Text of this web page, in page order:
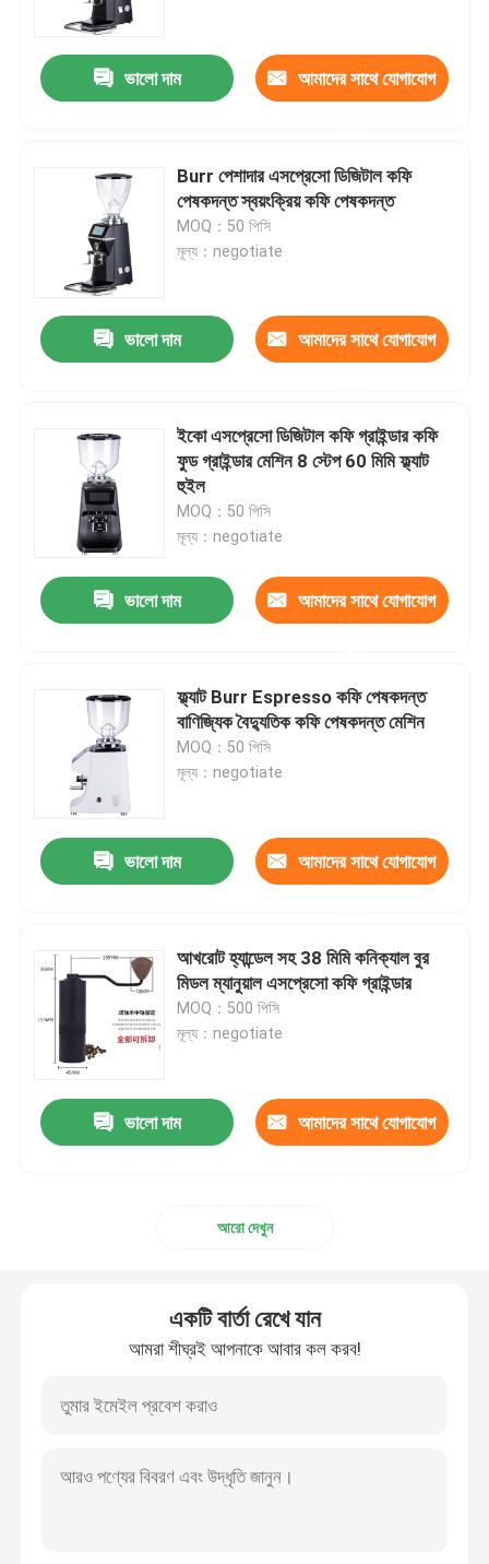
ভালো দাম আমাদের সাথে যোগাযোগ
Burr পেশাদার এসপ্রেসো ডিজিটাল কফি
পেষকদন্ত স্বয়ংক্রিয় কফি পেষকদন্ত
MOQ：50 পিসি
মূল্য：negotiate
ভালো দাম আমাদের সাথে যোগাযোগ
ইকো এসপ্রেসো ডিজিটাল কফি গ্রাইন্ডার কফি
ফুড গ্রাইন্ডার মেশিন 8 স্টেপ 60 মিমি ফ্ল্যাট
হুইল
MOQ：50 পিসি
মূল্য：negotiate
ভালো দাম আমাদের সাথে যোগাযোগ
ফ্ল্যাট Burr Espresso কফি পেষকদন্ত
বাণিজ্যিক বৈদ্যুতিক কফি পেষকদন্ত মেশিন
MOQ：50 পিসি
মূল্য：negotiate
ভালো দাম আমাদের সাথে যোগাযোগ
আখরোট হ্যান্ডেল সহ 38 মিমি কনিক্যাল বুর
মিডল ম্যানুয়াল এসপ্রেসো কফি গ্রাইন্ডার
MOQ：500 পিসি
মূল্য：negotiate
ভালো দাম আমাদের সাথে যোগাযোগ
আরো দেখুন
একটি বার্তা রেখে যান
আমরা শীঘ্রই আপনাকে আবার কল করব!